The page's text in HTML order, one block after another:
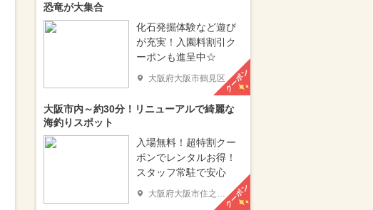
恐竜が大集合
化石発掘体験など遊び
が充実！入園料割引ク
ーポンも進呈中☆
大阪府大阪市鶴見区クーポン
大阪市内～約30分！リニューアルで綺麗な
海釣りスポット
入場無料！超特割クー
ポンでレンタルお得！
スタッフ常駐で安心
大阪府大阪市住之江区 クーポン